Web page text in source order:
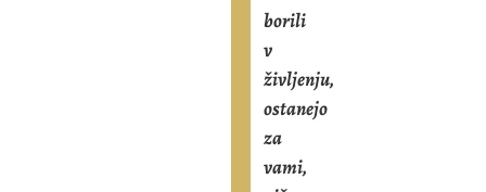
borili
v
življenju,
ostanejo
za
vami,